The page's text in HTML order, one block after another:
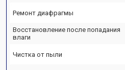
Ремонт диафрагмы
Восстановление после попадания
влаги
Чистка от пыли